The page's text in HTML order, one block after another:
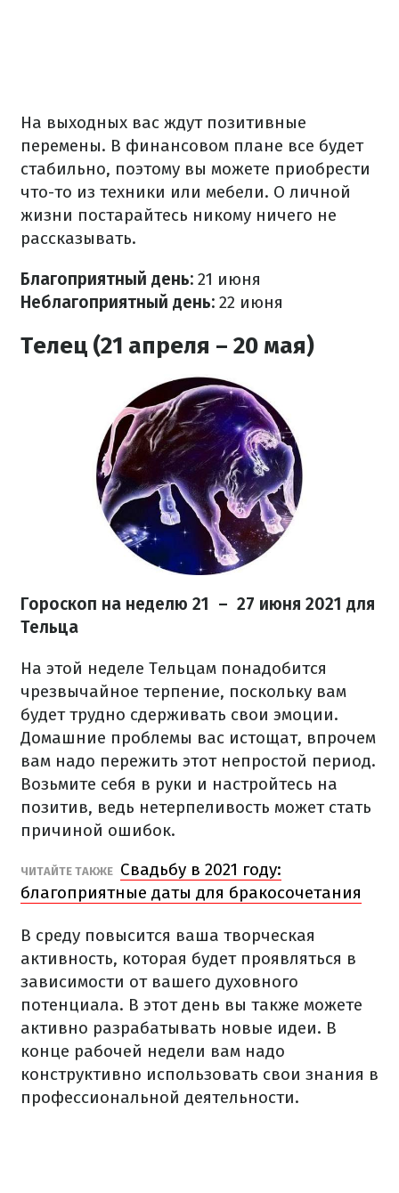
На выходных вас ждут позитивные
перемены. В финансовом плане все будет
стабильно, поэтому вы можете приобрести
что-то из техники или мебели. О личной
жизни постарайтесь никому ничего не
рассказывать.
Благоприятный день: 21 июня
Неблагоприятный день: 22 июня
Телец (21 апреля – 20 мая)
Гороскоп на неделю 21 – 27 июня 2021 для
Тельца
На этой неделе Тельцам понадобится
чрезвычайное терпение, поскольку вам
будет трудно сдерживать свои эмоции.
Домашние проблемы вас истощат, впрочем
вам надо пережить этот непростой период.
Возьмите себя в руки и настройтесь на
позитив, ведь нетерпеливость может стать
причиной ошибок.
ЧИТАЙТЕ ТАКЖЕ Свадьбу в 2021 году:
благоприятные даты для бракосочетания
В среду повысится ваша творческая
активность, которая будет проявляться в
зависимости от вашего духовного
потенциала. В этот день вы также можете
активно разрабатывать новые идеи. В
конце рабочей недели вам надо
конструктивно использовать свои знания в
профессиональной деятельности.